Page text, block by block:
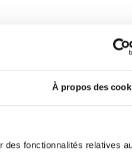
À propos des
des fonctionnalités relatives
Commandé par: